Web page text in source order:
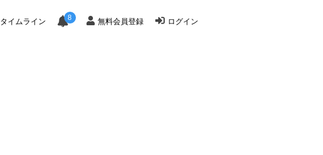
タイムライン 8 無料会員登録 ログイン